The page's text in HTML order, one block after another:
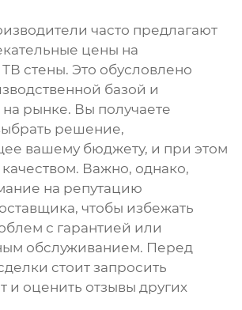
часто предлагают
цены на
стены. Это обусловлено
базой и
рынке. Вы получаете
решение,
вашему бюджету, и при этом
Важно, однако,
на репутацию
чтобы избежать
с гарантией или
обслуживанием. Перед
стоит запросить
и оценить отзывы других